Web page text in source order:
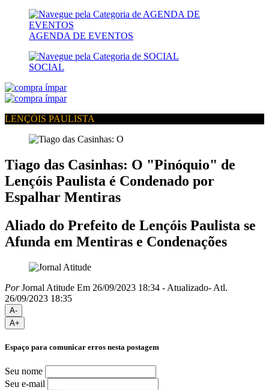
AGENDA DE EVENTOS
SOCIAL
LENÇÓIS PAULISTA
Tiago das Casinhas: O "Pinóquio" de
Lençóis Paulista é Condenado por
Espalhar Mentiras
Aliado do Prefeito de Lençóis Paulista se
Afunda em Mentiras e Condenações
PorJornal Atitude Em 26/09/2023 18:34 - Atualizado- Atl.
26/09/2023 18:35
A-
A+
Espaço para comunicar erros nesta postagem
Seu nome
Seu e-mail